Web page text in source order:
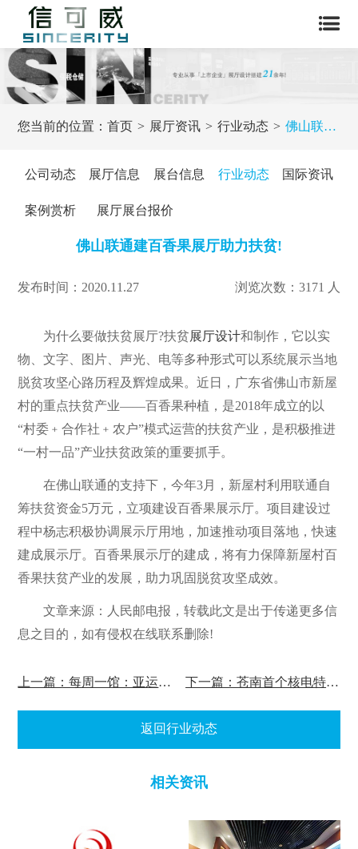
您当前的位置：首页 展厅资讯 行业动态 佛山联通建百香果展厅助力扶贫!
公司动态 展厅信息 展台信息 行业动态 国际资讯
案例赏析 展厅展台报价
佛山联通建百香果展厅助力扶贫!
发布时间：2020.11.27 浏览次数：3171 人
为什么要做扶贫展厅?扶贫展厅设计和制作，它以实
物、文字、图片、声光、电等多种形式可以系统展示当地
脱贫攻坚心路历程及辉煌成果。近日，广东省佛山市新屋
村的重点扶贫产业——百香果种植，是2018年成立的以
“村委﹢合作社﹢农户”模式运营的扶贫产业，是积极推进
“一村一品”产业扶贫政策的重要抓手。
在佛山联通的支持下，今年3月，新屋村利用联通自
筹扶贫资金5万元，立项建设百香果展示厅。项目建设过
程中杨志积极协调展示厅用地，加速推动项目落地，快速
建成展示厅。百香果展示厅的建成，将有力保障新屋村百
香果扶贫产业的发展，助力巩固脱贫攻坚成效。
文章来源：人民邮电报，转载此文是出于传递更多信
息之目的，如有侵权在线联系删除!
上一篇：每周一馆：亚运会亚残会博物馆 下一篇：苍南首个核电特色展厅开馆！
返回行业动态
相关资讯